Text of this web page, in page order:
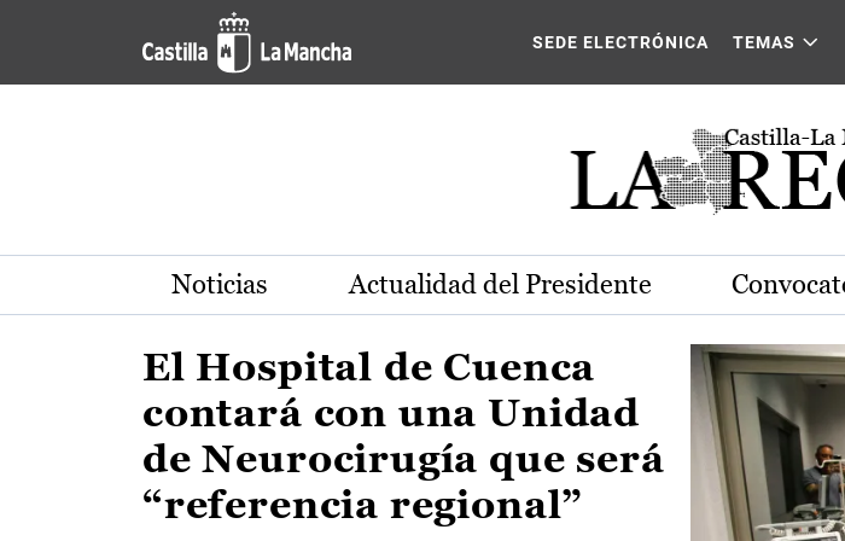
Pasar al contenido principal
Actualidad de la región de Castilla-La
SEDE ELECTRÓNICA TEMAS
Noticias Actualidad del Presidente
El Hospital de Cuenca
contará con una Unidad
de Neurocirugía que será
“referencia regional”